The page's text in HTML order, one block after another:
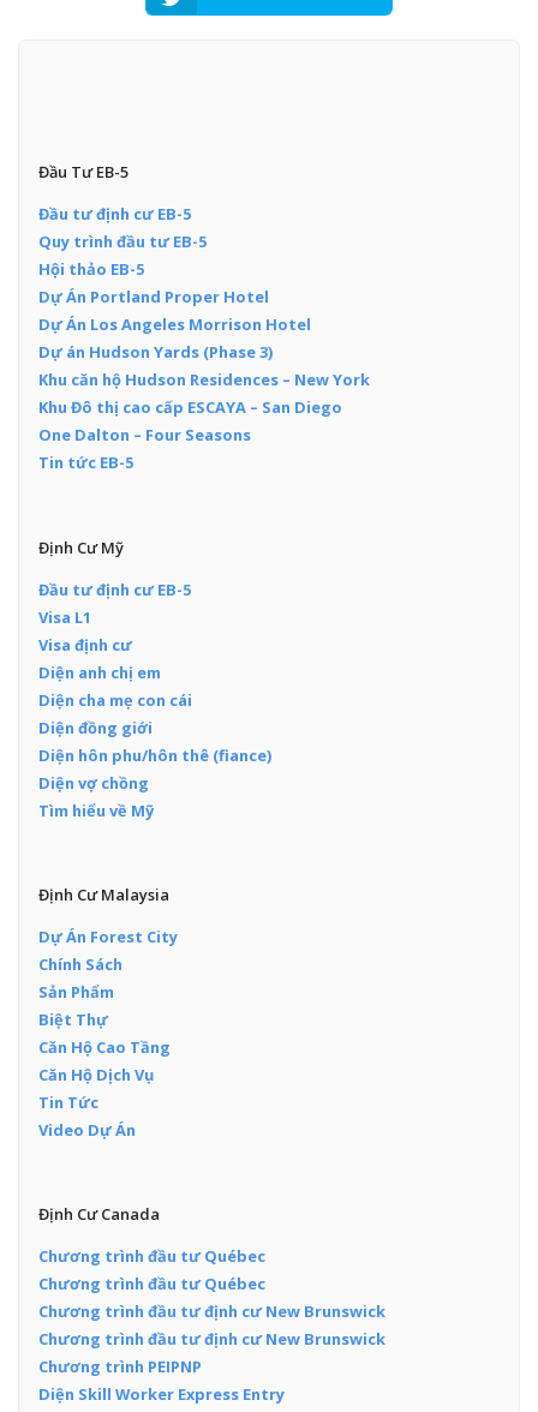
Đầu Tư EB-5
Đầu tư định cư EB-5
Quy trình đầu tư EB-5
Hội thảo EB-5
Dự Án Portland Proper Hotel
Dự Án Los Angeles Morrison Hotel
Dự án Hudson Yards (Phase 3)
Khu căn hộ Hudson Residences – New York
Khu Đô thị cao cấp ESCAYA – San Diego
One Dalton – Four Seasons
Tin tức EB-5
Định Cư Mỹ
Đầu tư định cư EB-5
Visa L1
Visa định cư
Diện anh chị em
Diện cha mẹ con cái
Diện đồng giới
Diện hôn phu/hôn thê (fiance)
Diện vợ chồng
Tìm hiểu về Mỹ
Định Cư Malaysia
Dự Án Forest City
Chính Sách
Sản Phẩm
Biệt Thự
Căn Hộ Cao Tầng
Căn Hộ Dịch Vụ
Tin Tức
Video Dự Án
Định Cư Canada
Chương trình đầu tư Québec
Chương trình đầu tư Québec
Chương trình đầu tư định cư New Brunswick
Chương trình đầu tư định cư New Brunswick
Chương trình PEIPNP
Diện Skill Worker Express Entry